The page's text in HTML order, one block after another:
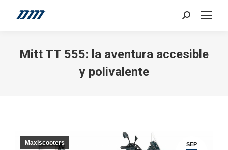
Search:
Mitt TT 555: la aventura accesible
y polivalente
SEP
Maxiscooters